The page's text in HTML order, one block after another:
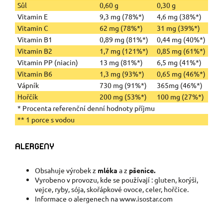
Sůl
0,60 g
0,30 g
Vitamin E
9,3 mg (78%*)
4,6 mg (38%*)
Vitamin C
62 mg (78%*)
31 mg (39%*)
Vitamin B1
0,89 mg (81%*)
0,44 mg (40%*)
Vitamin B2
1,7 mg (121%*)
0,85 mg (61%*)
Vitamin PP (niacin)
13 mg (81%*)
6,5 mg (41%*)
Vitamin B6
1,3 mg (93%*)
0,65 mg (46%*)
Vápník
730 mg (91%*)
365mg (46%*)
Hořčík
200 mg (53%*)
100 mg (27%*)
* Procenta referenční denní hodnoty příjmu
** 1 porce s vodou
ALERGENY
Obsahuje výrobek z mléka a z pšenice.
Vyrobeno v provozu, kde se používají : gluten, korýši,
vejce, ryby, sója, skořápkové ovoce, celer, hořčice.
Informace o alergenech na www.isostar.com